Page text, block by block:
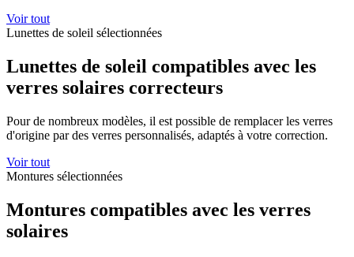
Voir tout
Lunettes de soleil sélectionnées
Lunettes de soleil compatibles avec les
verres solaires correcteurs
Pour de nombreux modèles, il est possible de remplacer les verres
d'origine par des verres personnalisés, adaptés à votre correction.
Voir tout
Montures sélectionnées
Montures compatibles avec les verres
solaires